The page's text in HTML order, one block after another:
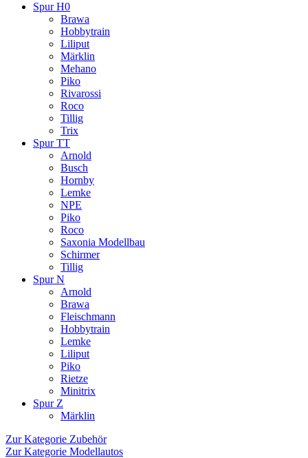
Spur H0
Brawa
Hobbytrain
Liliput
Märklin
Mehano
Piko
Rivarossi
Roco
Tillig
Trix
Spur TT
Arnold
Busch
Hornby
Lemke
NPE
Piko
Roco
Saxonia Modellbau
Schirmer
Tillig
Spur N
Arnold
Brawa
Fleischmann
Hobbytrain
Lemke
Liliput
Piko
Rietze
Minitrix
Spur Z
Märklin
Zur Kategorie Zubehör
Zur Kategorie Modellautos